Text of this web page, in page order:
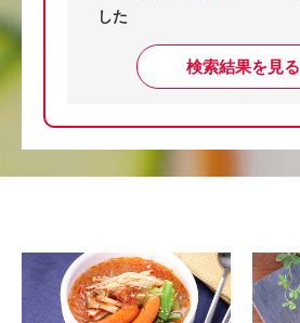
した
検索結果を見る